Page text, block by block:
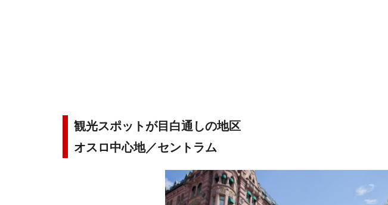
観光スポットが目白通しの地区
オスロ中心地／セントラム